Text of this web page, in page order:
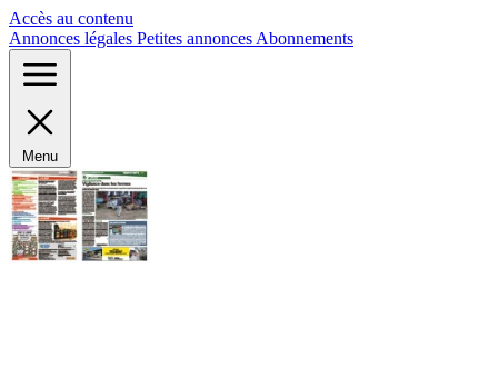
Accès au contenu
Annonces légales Petites annonces Abonnements
Menu
Panneau de gestion des cookies